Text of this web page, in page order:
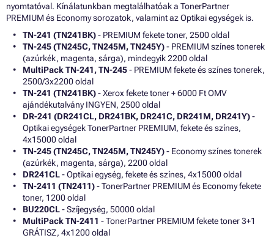
nyomtatóval. Kínálatunkban megtalálhatóak a TonerPartner
PREMIUM és Economy sorozatok, valamint az Optikai egységek is.
TN-241 (TN241BK)- PREMIUM fekete toner, 2500 oldal
TN-245 (TN245C, TN245M, TN245Y)- PREMIUM színes tonerek
(azúrkék, magenta, sárga), mindegyik 2200 oldal
MultiPack TN-241, TN-245- PREMIUM fekete és színes tonerek,
2500/3x2200 oldal
TN-241 (TN241BK)- Xerox fekete toner + 6000 Ft OMV
ajándékutalvány INGYEN, 2500 oldal
DR-241 (DR241CL, DR241BK, DR241C, DR241M, DR241Y)-
Optikai egységek TonerPartner PREMIUM, fekete és színes,
4x15000 oldal
TN-245 (TN245C, TN245M, TN245Y)- Economy színes tonerek
(azúrkék, magenta, sárga), 2200 oldal
DR241CL- Optikai egység, fekete és színes, 4x15000 oldal
TN-2411 (TN2411)- TonerPartner PREMIUM és Economy fekete
toner, 1200 oldal
BU220CL- Szíjegység, 50000 oldal
MultiPack TN-2411 - TonerPartner PREMIUM fekete toner 3+1
GRÁTISZ, 4x1200 oldal